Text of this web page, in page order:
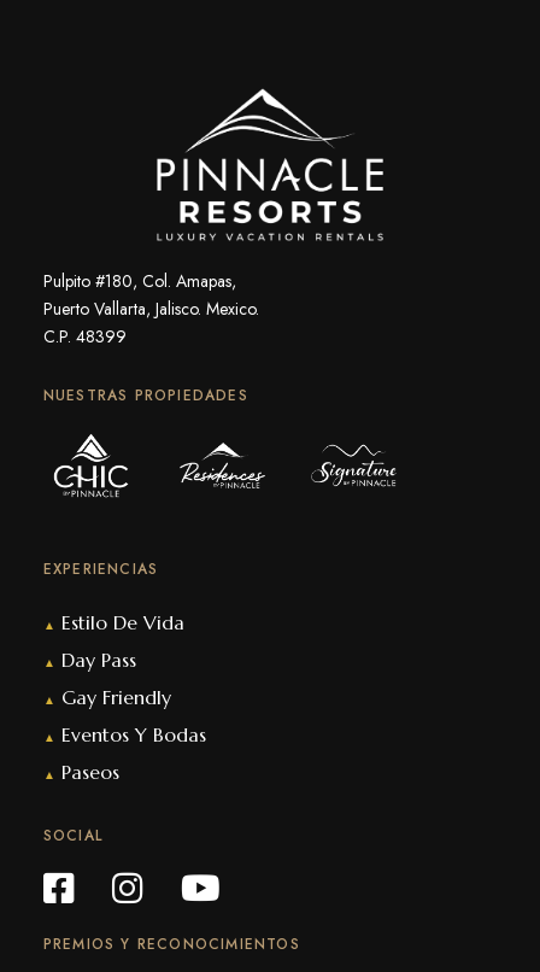
Pulpito #180, Col. Amapas,
Puerto Vallarta, Jalisco. Mexico.
C.P. 48399
NUESTRAS PROPIEDADES
EXPERIENCIAS
▲ Estilo De Vida
▲ Day Pass
▲ Gay Friendly
▲ Eventos Y Bodas
▲ Paseos
SOCIAL
PREMIOS Y RECONOCIMIENTOS